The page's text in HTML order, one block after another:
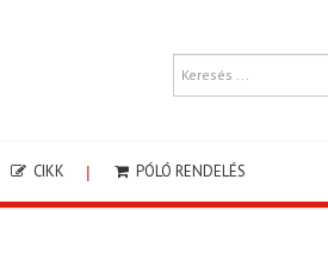
CIKK PÓLÓ RENDELÉS